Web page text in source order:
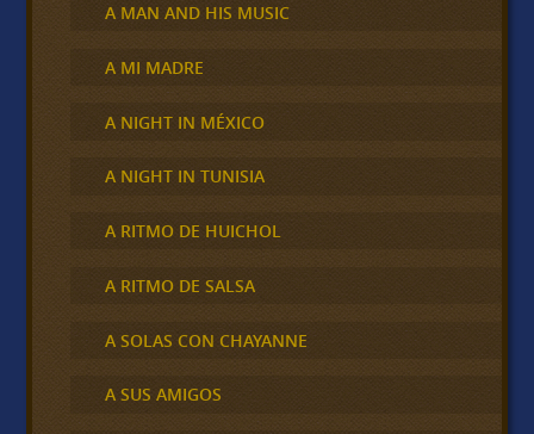
A MAN AND HIS MUSIC
A MI MADRE
A NIGHT IN MÉXICO
A NIGHT IN TUNISIA
A RITMO DE HUICHOL
A RITMO DE SALSA
A SOLAS CON CHAYANNE
A SUS AMIGOS